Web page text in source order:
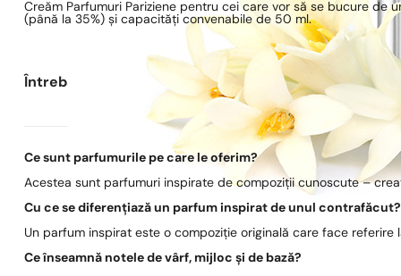
Creăm Parfumuri Pariziene pentru cei care vor să se bucure
(până la 35%) și capacități convenabile de 50 ml.
Întrebări frecvente
Ce sunt parfumurile pe care le oferim?
Acestea sunt parfumuri inspirate de compoziții cunoscute –
Cu ce se diferențiază un parfum inspirat de unul contrafăcut?
Un parfum inspirat este o compoziție originală care face
Ce înseamnă notele de vârf, mijloc și de bază?